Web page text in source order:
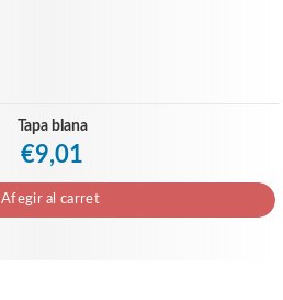
Tapa blana
€9,01
Afegir al carret